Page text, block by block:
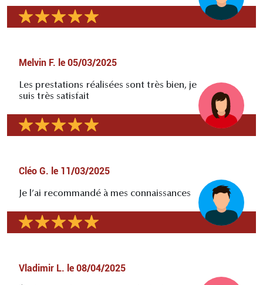
Melvin F. le 05/03/2025
Les prestations réalisées sont très bien, je
suis très satisfait
Cléo G. le 11/03/2025
Je l’ai recommandé à mes connaissances
Vladimir L. le 08/04/2025